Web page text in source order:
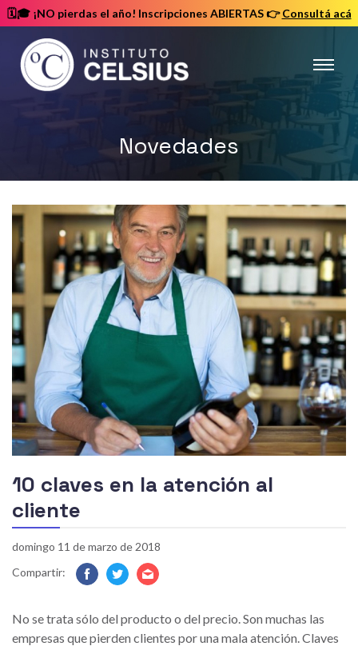
🗓️🎓 ¡NO pierdas el año! Inscripciones ABIERTAS👉 Consultá acá
Instituto
Celsius
Novedades
10 claves en la atención al
cliente
domingo 11 de marzo de 2018
Compartir:
FacebookTwitter
E-
No se trata sólo del producto o del precio. Son muchas las
empresas que pierden clientes por una mala atención. Claves